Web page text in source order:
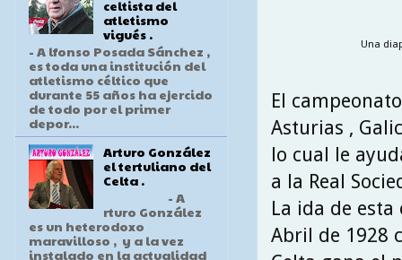
Una
El
Asturias ,
lo cual le
a la Real
La ida de
Abril de 1928
celtista del
atletismo
vigués .
- A lfonso Posada Sánchez ,
es toda una institución del
atletismo céltico que
durante 55 años ha ejercido
de todo por el primer
depor...
Arturo González
el tertuliano del
Celta .
- A
rturo González
es un heterodoxo
maravilloso , y a la vez
instalado en la actualidad